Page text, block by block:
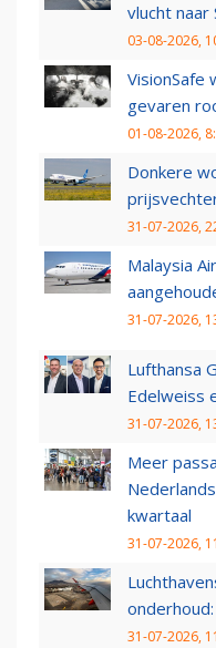
vlucht naar
03-08-2026,
VisionSafe
gevaren
01-08-2026,
Donkere
31-07-2026,
Malaysia
31-07-2026,
Lufthansa
Edelweiss
31-07-2026,
Meer
kwartaal
31-07-2026,
31-07-2026,